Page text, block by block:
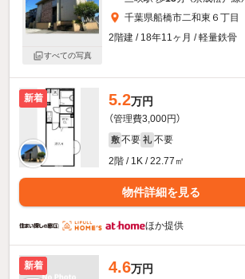
すべての写真
千葉県船橋市二和東６丁目
2階建 / 18年11ヶ月 / 軽量鉄骨
新着 5.2万円
（管理費3,000円）
敷 不要 礼 不要
2階 / 1K / 22.77㎡
物件詳細を見る
ほか提供
新着 4.6万円